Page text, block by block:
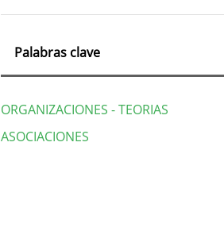
Palabras clave
ORGANIZACIONES - TEORIAS
ASOCIACIONES